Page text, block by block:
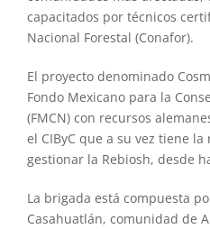
capacitados por técnicos
Nacional Forestal (Conafor).
El proyecto denominado
Fondo Mexicano para la
(FMCN) con recursos
el CIByC que a su vez tiene
gestionar la Rebiosh, desde
La brigada está compuesta
Casahuatlán, comunidad de